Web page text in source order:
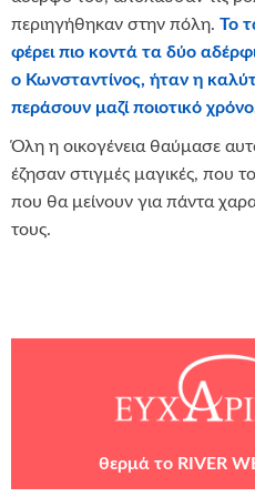
περιηγήθηκαν στην πόλη. Το
φέρει πιο κοντά τα δύο
ο Κωνσταντίνος, ήταν η
περάσουν μαζί ποιοτικό
Όλη η οικογένεια θαύμασε
έζησαν στιγμές μαγικές, που
που θα μείνουν για πάντα
τους.
θερμά το RIVER